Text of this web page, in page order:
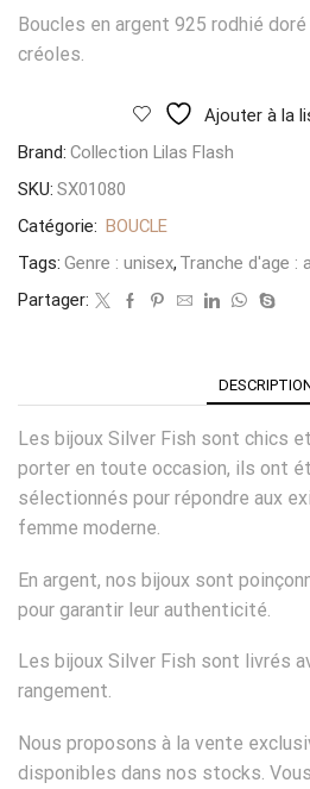
Boucles en argent 925 rodhié
créoles.
Ajouter à la
Brand: Collection Lilas Flash
SKU: SX01080
Catégorie: BOUCLE
Tags: Genre : unisex, Tranche d'age :
Partager:
Les bijoux Silver Fish sont chics
porter en toute occasion, ils ont
sélectionnés pour répondre aux
femme moderne.
En argent, nos bijoux sont
pour garantir leur authenticité.
Les bijoux Silver Fish sont livrés
rangement.
Nous proposons à la vente
disponibles dans nos stocks.